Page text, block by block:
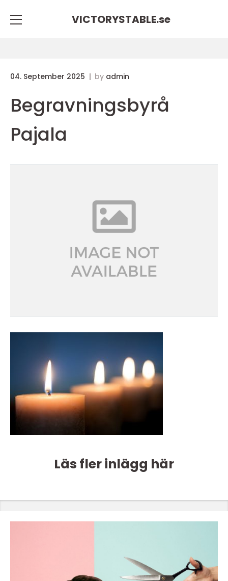
VICTORYSTABLE.se
04. September 2025 by admin
Begravningsbyrå
Pajala
Läs fler inlägg här